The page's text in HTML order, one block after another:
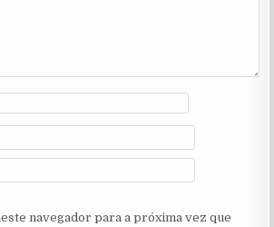
navegador para a próxima vez que